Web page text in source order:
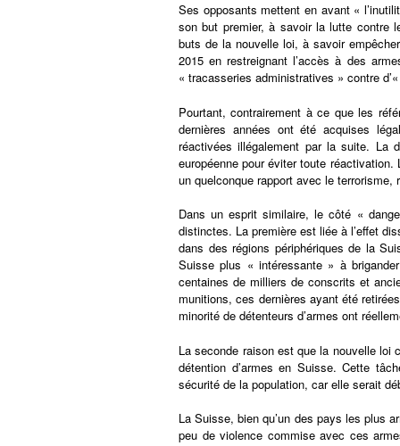
Ses opposants mettent en avant «
son but premier, à savoir la lutte contre
buts de la nouvelle loi, à savoir
2015 en restreignant l’accès à des
« tracasseries administratives » contre
Pourtant, contrairement à ce que les
dernières années ont été acquises
réactivées illégalement par la suite. La
européenne pour éviter toute
un quelconque rapport avec le
Dans un esprit similaire, le côté «
distinctes. La première est liée à l’effet
dans des régions périphériques de la
Suisse plus « intéressante » à
centaines de milliers de conscrits et
munitions, ces dernières ayant été
minorité de détenteurs d’armes ont
La seconde raison est que la nouvelle loi
détention d’armes en Suisse. Cette
sécurité de la population, car elle serait
La Suisse, bien qu’un des pays les plus
peu de violence commise avec ces